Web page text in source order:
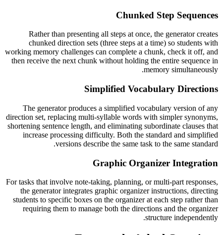
Chunked Step Sequences
Rather than presenting all steps at once, the generator creates
chunked direction sets (three steps at a time) so students with
working memory challenges can complete a chunk, check it off, and
then receive the next chunk without holding the entire sequence in
memory simultaneously.
Simplified Vocabulary Directions
The generator produces a simplified vocabulary version of any
direction set, replacing multi-syllable words with simpler synonyms,
shortening sentence length, and eliminating subordinate clauses that
increase processing difficulty. Both the standard and simplified
versions describe the same task to the same standard.
Graphic Organizer Integration
For tasks that involve note-taking, planning, or multi-part responses,
the generator integrates graphic organizer instructions, directing
students to specific boxes on the organizer at each step rather than
requiring them to manage both the directions and the organizer
structure independently.